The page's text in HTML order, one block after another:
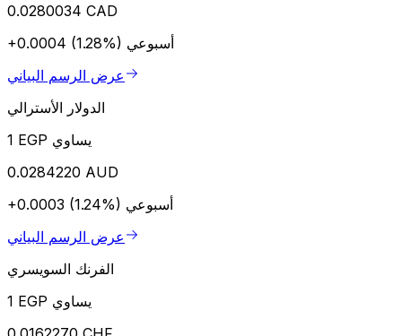
0.0280034 CAD
+0.0004 (1.28%) أسبوعي
عرض الرسم البياني
الدولار الأسترالي
1 EGP يساوي
0.0284220 AUD
+0.0003 (1.24%) أسبوعي
عرض الرسم البياني
الفرنك السويسري
1 EGP يساوي